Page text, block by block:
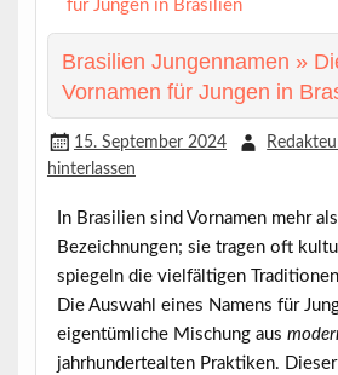
Brasilien Jungennamen »
Vornamen für Jungen in
15. September 2024
hinterlassen
In Brasilien sind Vornamen mehr
Bezeichnungen; sie tragen oft
spiegeln die vielfältigen
Die Auswahl eines Namens für
eigentümliche Mischung aus
jahrhundertealten Praktiken.